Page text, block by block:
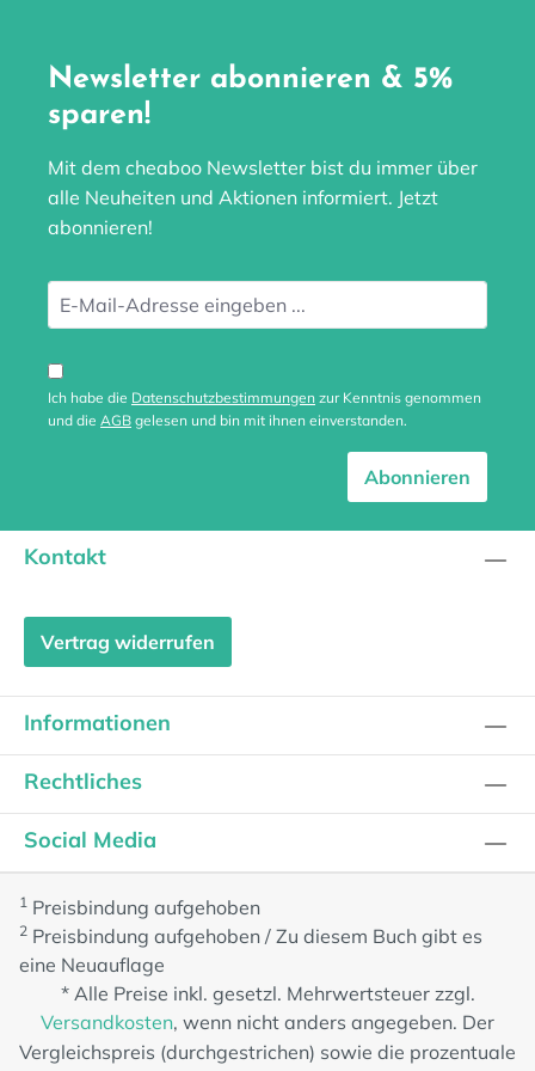
Newsletter abonnieren & 5%
sparen!
Mit dem cheaboo Newsletter bist du immer über
alle Neuheiten und Aktionen informiert. Jetzt
abonnieren!
Ich habe die Datenschutzbestimmungen zur Kenntnis genommen
und die AGB gelesen und bin mit ihnen einverstanden.
Abonnieren
Kontakt
Vertrag widerrufen
Informationen
Rechtliches
Social Media
1 Preisbindung aufgehoben
2 Preisbindung aufgehoben / Zu diesem Buch gibt es
eine Neuauflage
* Alle Preise inkl. gesetzl. Mehrwertsteuer zzgl.
Versandkosten, wenn nicht anders angegeben. Der
Vergleichspreis (durchgestrichen) sowie die prozentuale